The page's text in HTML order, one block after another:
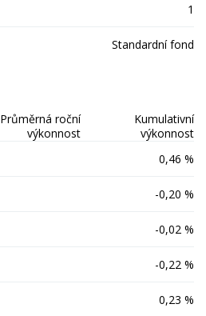
1
Standardní fond
Průměrná roční
výkonnost
Kumulativní
výkonnost
0,46 %
-0,20 %
-0,02 %
-0,22 %
0,23 %